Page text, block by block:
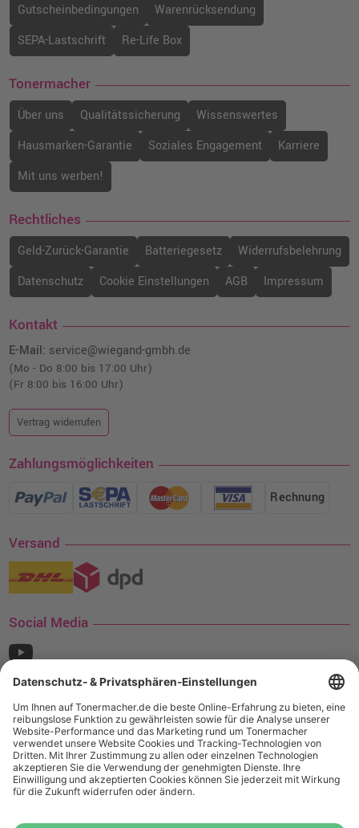
Gutscheinbedingungen
Warenrücksendung
SEPA-Lastschrift
Re-Life Box
Tonermacher
Über uns Qualitätssicherung
Wissenswertes
Hausmarken-Garantie
Soziales Engagement
Karriere
Mit uns werben!
Rechtliches
Geld-Zurück-Garantie Batteriegesetz
Widerrufsbelehrung
Datenschutz
Cookie Einstellungen AGB Impressum
Kontakt
E-Mail: service@wiegand-gmbh.de
(Mo - Do 8:00 bis 17:00 Uhr)
(Fr 8:00 bis 16:00 Uhr)
Vertrag widerrufen
Zahlungsmöglichkeiten
Rechnung
Versand
Social Media
¹ Nur gültig für den Versand innerhalb Deutschlands. Befindet sich ein Warenwert
von mindestens 35€ (inkl. Mwst.) an Ampertec Artikeln in Ihrem Warenkorb, ist der
Versand für Sie kostenfrei.